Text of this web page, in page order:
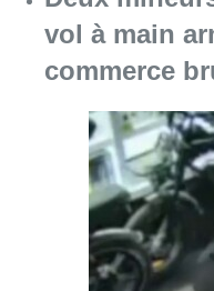
vol à main
commerce